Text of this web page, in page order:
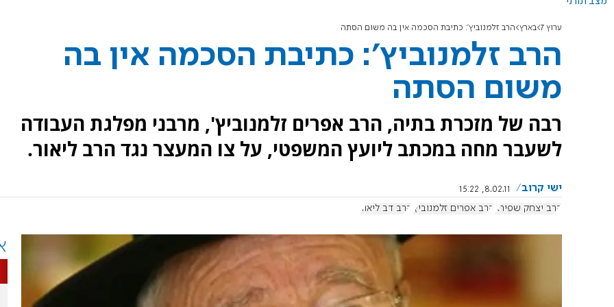
ערוץ 7 בארץ הרב זלמנוביץ': כתיבת הסכמה אין בה משום הסתה
הרב זלמנוביץ': כתיבת הסכמה אין בה
משום הסתה
רבה של מזכרת בתיה, הרב אפרים זלמנוביץ', מרבני מפלגת העבודה
לשעבר מחה במכתב ליועץ המשפטי, על צו המעצר נגד הרב ליאור.
ישי קרוב
8.02.11, 15:22
הרב יצחק שפירא הרב אפרים זלמנוביץ' הרב דב ליאור